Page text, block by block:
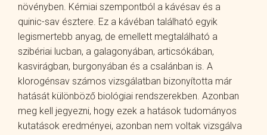
növényben. Kémiai szempontból a kávésav és a
quinic-sav észtere. Ez a kávéban található egyik
legismertebb anyag, de emellett megtalálható a
szibériai lucban, a galagonyában, articsókában,
kasvirágban, burgonyában és a csalánban is. A
klorogénsav számos vizsgálatban bizonyította már
hatását különböző biológiai rendszerekben. Azonban
meg kell jegyezni, hogy ezek a hatások tudományos
kutatások eredményei, azonban nem voltak vizsgálva